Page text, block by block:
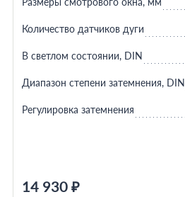
14 930 ₽
Количество датчиков дуги
В светлом состоянии, DIN
Диапазон степени затемнения, DIN
Регулировка затемнения